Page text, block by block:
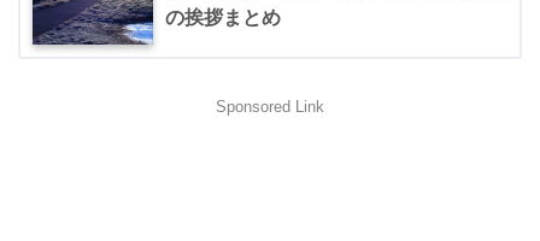
の挨拶まとめ
Sponsored Link